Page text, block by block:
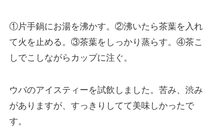
①片手鍋にお湯を沸かす。②沸いたら茶葉を入れ
て火を止める。③茶葉をしっかり蒸らす。④茶こ
しでこしながらカップに注ぐ。
ウバのアイスティーを試飲しました。苦み、渋み
がありますが、すっきりしてて美味しかったで
す。